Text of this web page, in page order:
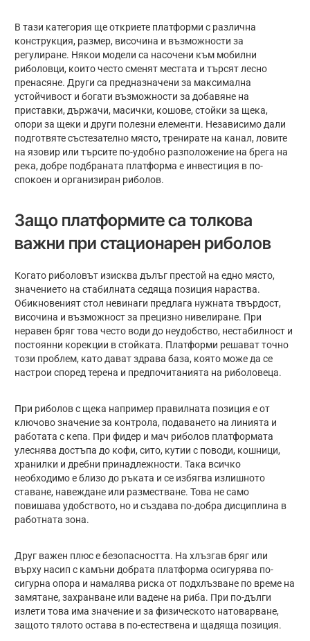
В тази категория ще откриете платформи с различна
конструкция, размер, височина и възможности за
регулиране. Някои модели са насочени към мобилни
риболовци, които често сменят местата и търсят лесно
пренасяне. Други са предназначени за максимална
устойчивост и богати възможности за добавяне на
приставки, държачи, масички, кошове, стойки за щека,
опори за щеки и други полезни елементи. Независимо дали
подготвяте състезателно място, тренирате на канал, ловите
на язовир или търсите по-удобно разположение на брега на
река, добре подбраната платформа е инвестиция в по-
спокоен и организиран риболов.
Защо платформите са толкова
важни при стационарен риболов
Когато риболовът изисква дълъг престой на едно място,
значението на стабилната седяща позиция нараства.
Обикновеният стол невинаги предлага нужната твърдост,
височина и възможност за прецизно нивелиране. При
неравен бряг това често води до неудобство, нестабилност и
постоянни корекции в стойката. Платформи решават точно
този проблем, като дават здрава база, която може да се
настрои според терена и предпочитанията на риболовеца.
При риболов с щека например правилната позиция е от
ключово значение за контрола, подаването на линията и
работата с кепа. При фидер и мач риболов платформата
улеснява достъпа до кофи, сито, кутии с поводи, кошници,
хранилки и дребни принадлежности. Така всичко
необходимо е близо до ръката и се избягва излишното
ставане, навеждане или разместване. Това не само
повишава удобството, но и създава по-добра дисциплина в
работната зона.
Друг важен плюс е безопасността. На хлъзгав бряг или
върху насип с камъни добрата платформа осигурява по-
сигурна опора и намалява риска от подхлъзване по време на
замятане, захранване или вадене на риба. При по-дълги
излети това има значение и за физическото натоварване,
защото тялото остава в по-естествена и щадяща позиция.